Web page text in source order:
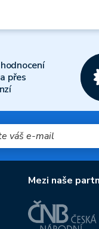
přes
Mezi naše